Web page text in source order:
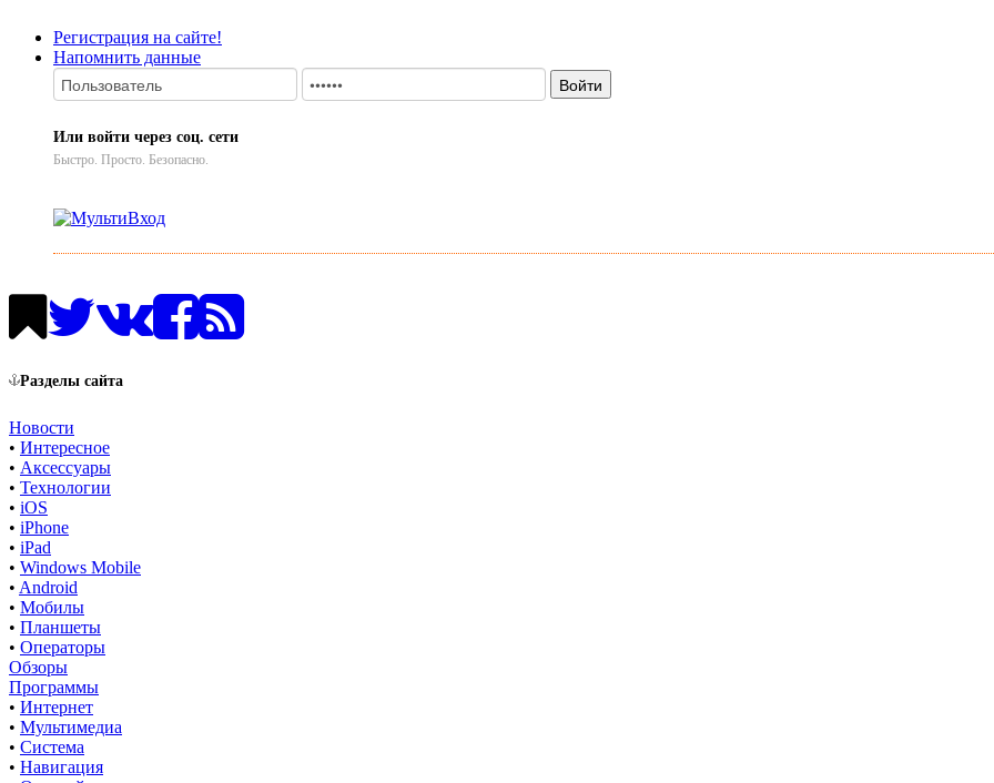
Регистрация на сайте!
Напомнить данные
Войти
Или войти через соц. сети
Быстро. Просто. Безопасно.
Разделы сайта
Новости
• Интересное
• Аксессуары
• Технологии
• iOS
• iPhone
• iPad
• Windows Mobile
• Android
• Мобилы
• Планшеты
• Операторы
Обзоры
Программы
• Интернет
• Мультимедиа
• Система
• Навигация